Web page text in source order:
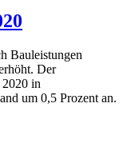
Bauleistungen
Der
in
um 0,5 Prozent an.